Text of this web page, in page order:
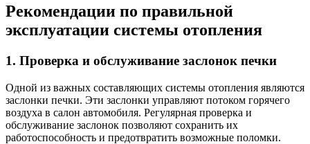
Рекомендации по правильной
эксплуатации системы отопления
1. Проверка и обслуживание заслонок печки
Одной из важных составляющих системы отопления являются
заслонки печки. Эти заслонки управляют потоком горячего
воздуха в салон автомобиля. Регулярная проверка и
обслуживание заслонок позволяют сохранить их
работоспособность и предотвратить возможные поломки.